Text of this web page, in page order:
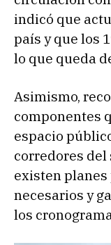
indicó que
país y que los
lo que queda
Asimismo,
componentes
espacio
corredores del
existen
necesarios y
los